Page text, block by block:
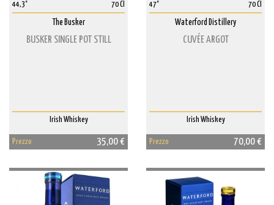
44,3° 70 Cl
The Busker
BUSKER SINGLE POT STILL
Irish Whiskey
Prezzo 35,00 €
47° 70 Cl
Waterford Distillery
CUVÉE ARGOT
Irish Whiskey
Prezzo 70,00 €